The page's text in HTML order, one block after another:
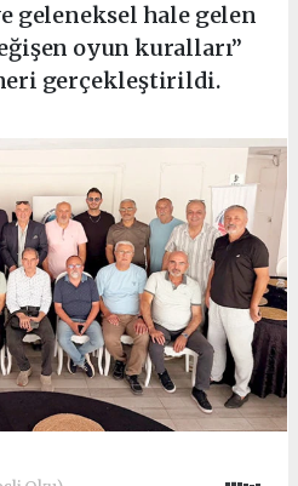
geleneksel hale gelen
oyun kuralları”
gerçekleştirildi.